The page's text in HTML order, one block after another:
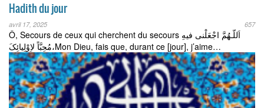
Hadith du jour
avril 17, 2025 657
Ô, Secours de ceux qui cherchent du secours اَللّـهُمَّ اجْعَلْنی فیهِ
مُحِبَّاً لاِوْلِیائِکَ،Mon Dieu, fais que, durant ce [jour], j’aime…